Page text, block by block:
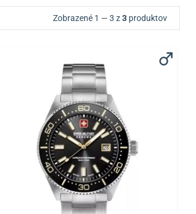
Zobrazené 1 — 3 z3 produktov